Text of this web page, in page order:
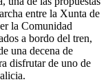
entre la Xunta de
la Comunidad
a bordo del tren,
una decena de
disfrutar de uno de